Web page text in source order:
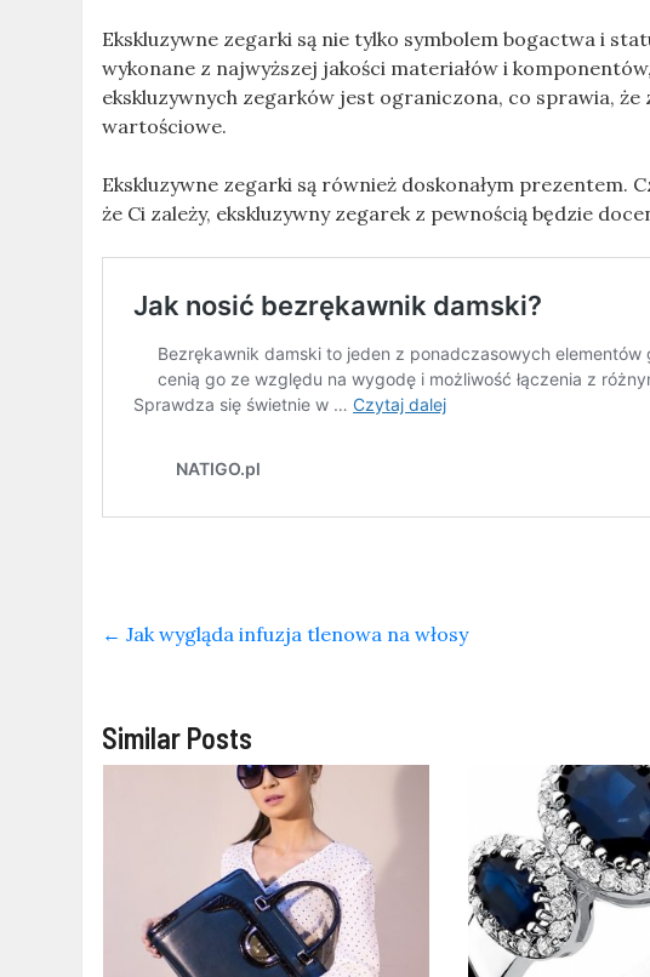
Ekskluzywne zegarki są nie tylko symbolem bogactwa i
wykonane z najwyższej jakości materiałów i
ekskluzywnych zegarków jest ograniczona, co sprawia,
wartościowe.
Ekskluzywne zegarki są również doskonałym prezentem.
że Ci zależy, ekskluzywny zegarek z pewnością będzie
← Jak wygląda infuzja tlenowa na włosy
Similar Posts